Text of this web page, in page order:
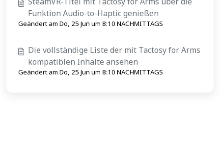
Funktion Audio-to-Haptic genießen
Geändert am Do, 25 Jun um 8:10 NACHMITTAGS
Die vollständige Liste der mit Tactosy for Arms
kompatiblen Inhalte ansehen
Geändert am Do, 25 Jun um 8:10 NACHMITTAGS